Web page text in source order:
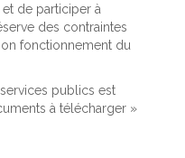
de participer à
des contraintes
fonctionnement du
publics est
à télécharger »